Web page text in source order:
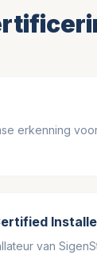
erkenning
van